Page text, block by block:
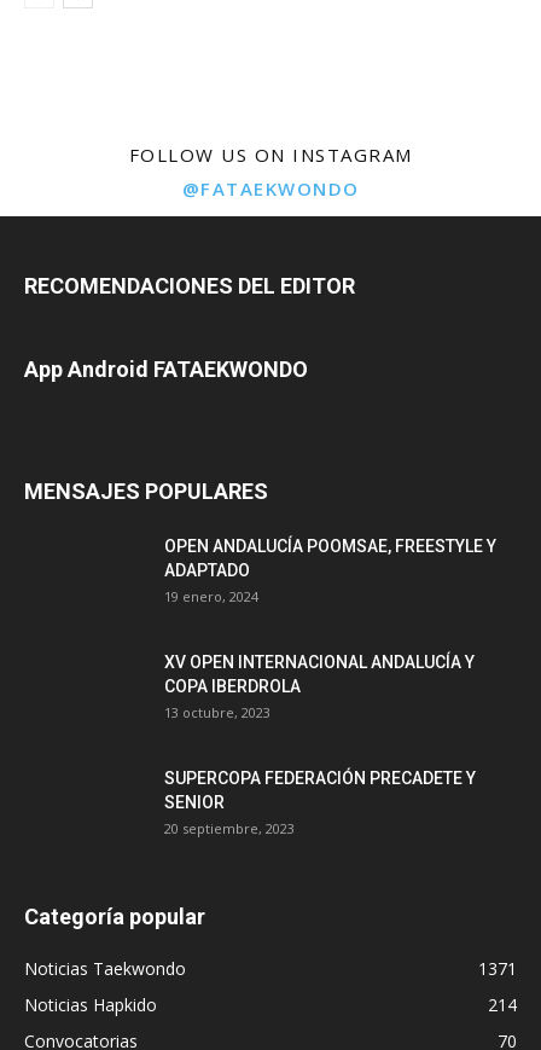
FOLLOW US ON INSTAGRAM
@FATAEKWONDO
RECOMENDACIONES DEL EDITOR
App Android FATAEKWONDO
MENSAJES POPULARES
OPEN ANDALUCÍA POOMSAE, FREESTYLE Y
ADAPTADO
19 enero, 2024
XV OPEN INTERNACIONAL ANDALUCÍA Y
COPA IBERDROLA
13 octubre, 2023
SUPERCOPA FEDERACIÓN PRECADETE Y
SENIOR
20 septiembre, 2023
Categoría popular
Noticias Taekwondo
1371
Noticias Hapkido
214
Convocatorias
70